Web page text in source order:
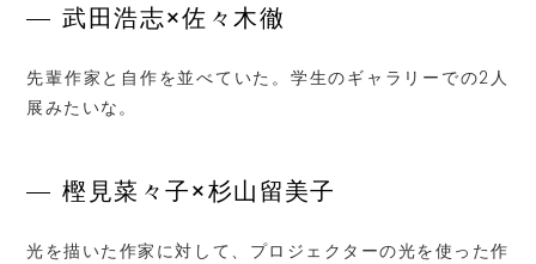
武田浩志×佐々木徹
先輩作家と自作を並べていた。学生のギャラリーでの2人
展みたいな。
樫見菜々子×杉山留美子
光を描いた作家に対して、プロジェクターの光を使った作